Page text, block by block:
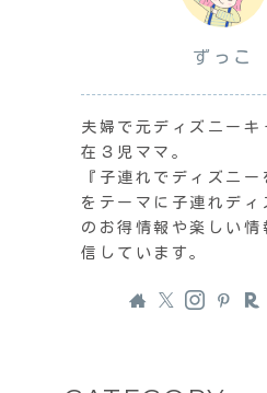
ずっこ
夫婦で元ディズニーキ
在３児ママ。
『子連れでディズニー
をテーマに子連れディ
のお得情報や楽しい情
信しています。